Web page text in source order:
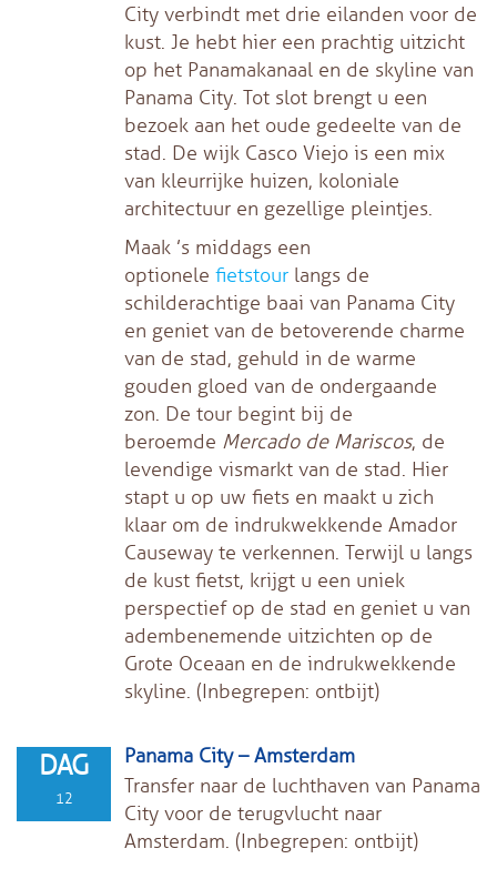
City verbindt met drie eilanden voor de
kust. Je hebt hier een prachtig uitzicht
op het Panamakanaal en de skyline van
Panama City. Tot slot brengt u een
bezoek aan het oude gedeelte van de
stad. De wijk Casco Viejo is een mix
van kleurrijke huizen, koloniale
architectuur en gezellige pleintjes.
Maak ’s middags een
optionele fietstour langs de
schilderachtige baai van Panama City
en geniet van de betoverende charme
van de stad, gehuld in de warme
gouden gloed van de ondergaande
zon. De tour begint bij de
beroemde Mercado de Mariscos, de
levendige vismarkt van de stad. Hier
stapt u op uw fiets en maakt u zich
klaar om de indrukwekkende Amador
Causeway te verkennen. Terwijl u langs
de kust fietst, krijgt u een uniek
perspectief op de stad en geniet u van
adembenemende uitzichten op de
Grote Oceaan en de indrukwekkende
skyline. (Inbegrepen: ontbijt)
DAG
12
Panama City – Amsterdam
Transfer naar de luchthaven van Panama
City voor de terugvlucht naar
Amsterdam. (Inbegrepen: ontbijt)